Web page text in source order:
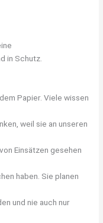
in Schutz.
Papier. Viele wissen
weil sie an unseren
Einsätzen gesehen
haben. Sie planen
und nie auch nur